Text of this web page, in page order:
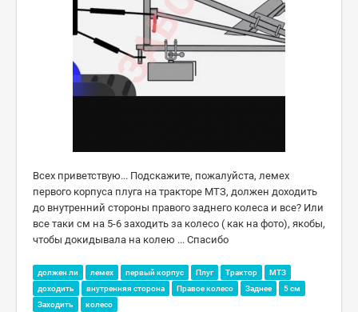
Всех приветствую... Подскажите, пожалуйста, лемех
первого корпуса плуга на тракторе МТЗ, должен доходить
до внутренний стороны правого заднего колеса и все? Или
все таки см на 5-6 заходить за колесо ( как на фото), якобы,
чтобы докидывала на колею ... Спасибо
должен ли лемех первый корпус Плуг Трактор
МТЗ
доходить
внутренняя сторона Правое колесо Заднее
5 см
Заходить
колесо